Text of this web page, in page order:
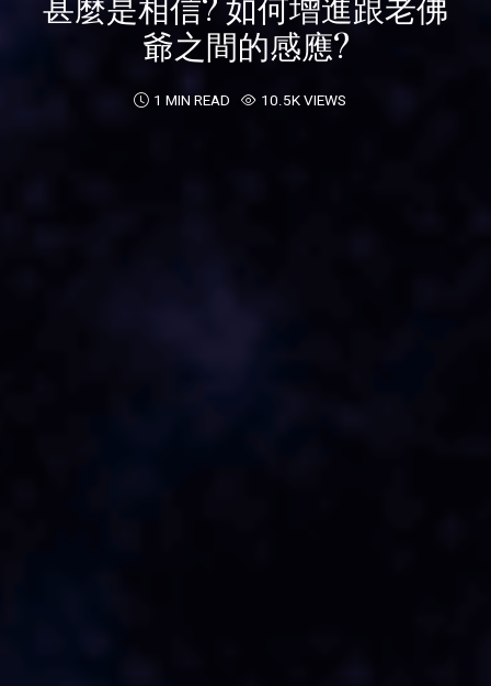
甚麼是相信? 如何增進跟老佛
爺之間的感應?
1 MIN READ 10.5K VIEWS